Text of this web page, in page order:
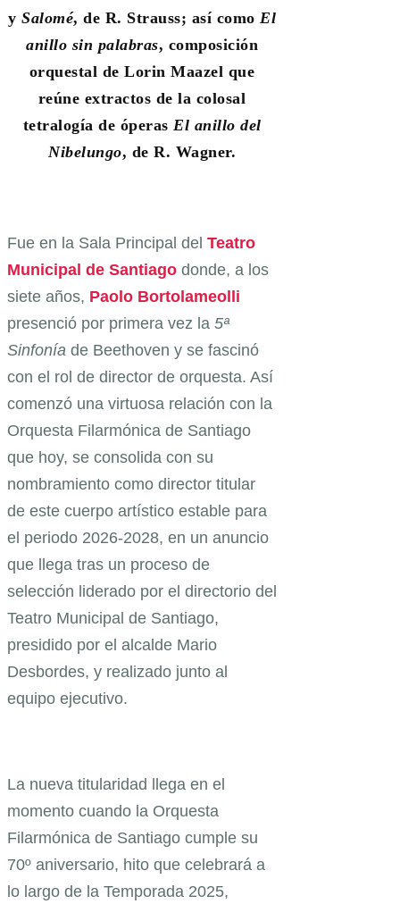
ySalomé, de R. Strauss; así como El
anillo sin palabras, composición
orquestal de Lorin Maazel que
reúne extractos de la colosal
tetralogía de óperas El anillo del
Nibelungo, de R. Wagner.
Fue en la Sala Principal del Teatro
Municipal de Santiago donde, a los
siete años, Paolo Bortolameolli
presenció por primera vez la 5ª
Sinfonía de Beethoven y se fascinó
con el rol de director de orquesta. Así
comenzó una virtuosa relación con la
Orquesta Filarmónica de Santiago
que hoy, se consolida con su
nombramiento como director titular
de este cuerpo artístico estable para
el periodo 2026-2028, en un anuncio
que llega tras un proceso de
selección liderado por el directorio del
Teatro Municipal de Santiago,
presidido por el alcalde Mario
Desbordes, y realizado junto al
equipo ejecutivo.
La nueva titularidad llega en el
momento cuando la Orquesta
Filarmónica de Santiago cumple su
70º aniversario, hito que celebrará a
lo largo de la Temporada 2025,